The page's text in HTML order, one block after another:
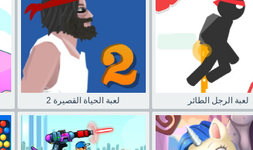
لعبة الحياة القصيرة 2 لعبة الرجل الطائر